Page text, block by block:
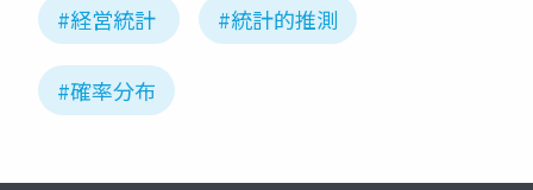
#経営統計 #統計的推測
#確率分布